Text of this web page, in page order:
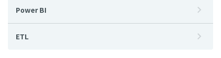
Power BI
ETL